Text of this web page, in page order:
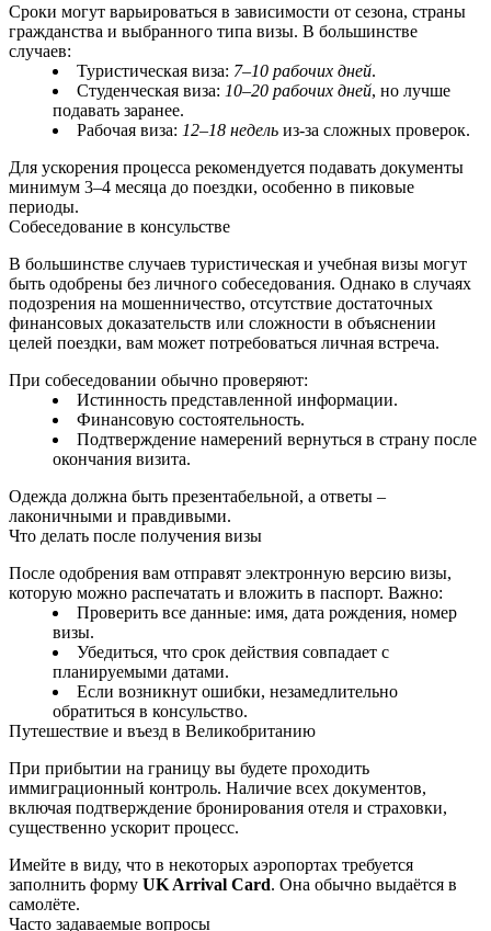
Сроки могут варьироваться в зависимости от сезона, страны
гражданства и выбранного типа визы. В большинстве
случаев:
Туристическая виза: 7–10 рабочих дней.
Студенческая виза: 10–20 рабочих дней, но лучше
подавать заранее.
Рабочая виза: 12–18 недель из-за сложных проверок.
Для ускорения процесса рекомендуется подавать документы
минимум 3–4 месяца до поездки, особенно в пиковые
периоды.
Собеседование в консульстве
В большинстве случаев туристическая и учебная визы могут
быть одобрены без личного собеседования. Однако в случаях
подозрения на мошенничество, отсутствие достаточных
финансовых доказательств или сложности в объяснении
целей поездки, вам может потребоваться личная встреча.
При собеседовании обычно проверяют:
Истинность представленной информации.
Финансовую состоятельность.
Подтверждение намерений вернуться в страну после
окончания визита.
Одежда должна быть презентабельной, а ответы –
лаконичными и правдивыми.
Что делать после получения визы
После одобрения вам отправят электронную версию визы,
которую можно распечатать и вложить в паспорт. Важно:
Проверить все данные: имя, дата рождения, номер
визы.
Убедиться, что срок действия совпадает с
планируемыми датами.
Если возникнут ошибки, незамедлительно
обратиться в консульство.
Путешествие и въезд в Великобританию
При прибытии на границу вы будете проходить
иммиграционный контроль. Наличие всех документов,
включая подтверждение бронирования отеля и страховки,
существенно ускорит процесс.
Имейте в виду, что в некоторых аэропортах требуется
заполнить форму UK Arrival Card. Она обычно выдаётся в
самолёте.
Часто задаваемые вопросы